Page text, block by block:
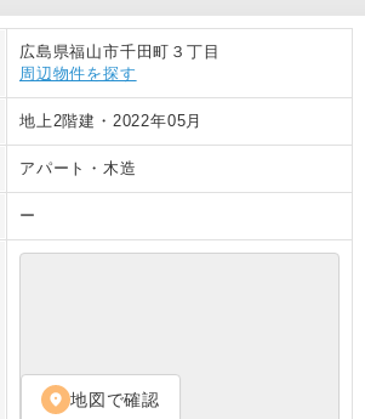
広島県福山市千田町３丁目
周辺物件を探す
地上2階建 ・ 2022年05月
アパート ・木造
ー
location_on 地図で確認